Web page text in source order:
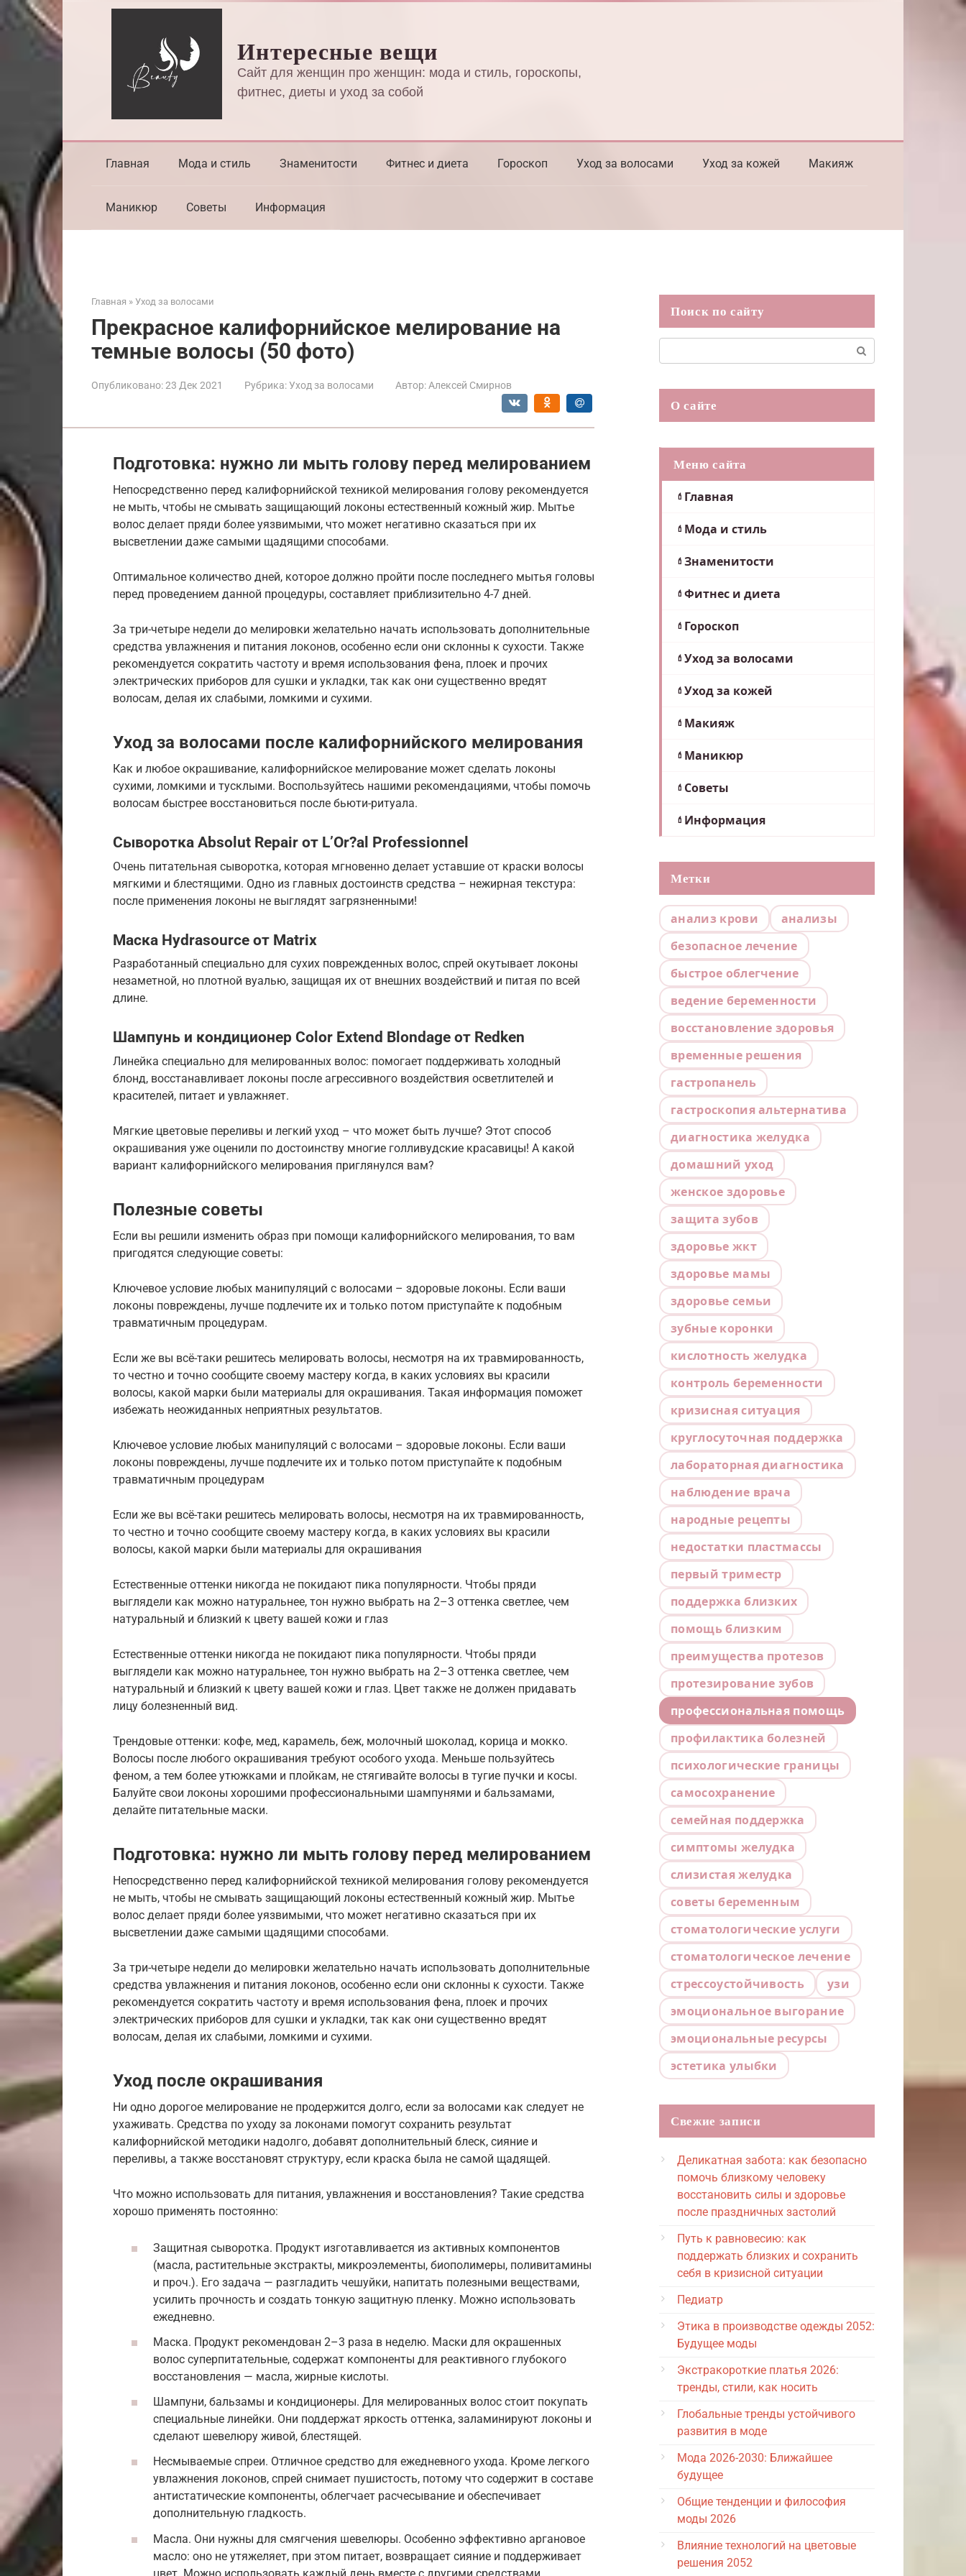
Перейти
к
контенту
Интересные вещи
Сайт для женщин про женщин: мода и стиль, гороскопы,
фитнес, диеты и уход за собой
Главная Мода и стиль Знаменитости Фитнес и диета Гороскоп Уход за волосами Уход за кожей Макияж
Маникюр Советы Информация
Главная » Уход за волосами
Прекрасное калифорнийское мелирование на
темные волосы (50 фото)
Опубликовано:23 Дек 2021 Рубрика:Уход за волосами Автор: Алексей Смирнов
Подготовка: нужно ли мыть голову перед мелированием
Непосредственно перед калифорнийской техникой мелирования голову рекомендуется
не мыть, чтобы не смывать защищающий локоны естественный кожный жир. Мытье
волос делает пряди более уязвимыми, что может негативно сказаться при их
высветлении даже самыми щадящими способами.
Оптимальное количество дней, которое должно пройти после последнего мытья головы
перед проведением данной процедуры, составляет приблизительно 4-7 дней.
За три-четыре недели до мелировки желательно начать использовать дополнительные
средства увлажнения и питания локонов, особенно если они склонны к сухости. Также
рекомендуется сократить частоту и время использования фена, плоек и прочих
электрических приборов для сушки и укладки, так как они существенно вредят
волосам, делая их слабыми, ломкими и сухими.
Уход за волосами после калифорнийского мелирования
Как и любое окрашивание, калифорнийское мелирование может сделать локоны
сухими, ломкими и тусклыми. Воспользуйтесь нашими рекомендациями, чтобы помочь
волосам быстрее восстановиться после бьюти-ритуала.
Сыворотка Absolut Repair от L’Or?al Professionnel
Очень питательная сыворотка, которая мгновенно делает уставшие от краски волосы
мягкими и блестящими. Одно из главных достоинств средства – нежирная текстура:
после применения локоны не выглядят загрязненными!
Маска Hydrasource от Matrix
Разработанный специально для сухих поврежденных волос, спрей окутывает локоны
незаметной, но плотной вуалью, защищая их от внешних воздействий и питая по всей
длине.
Шампунь и кондиционер Color Extend Blondage от Redken
Линейка специально для мелированных волос: помогает поддерживать холодный
блонд, восстанавливает локоны после агрессивного воздействия осветлителей и
красителей, питает и увлажняет.
Мягкие цветовые переливы и легкий уход – что может быть лучше? Этот способ
окрашивания уже оценили по достоинству многие голливудские красавицы! А какой
вариант калифорнийского мелирования приглянулся вам?
Полезные советы
Если вы решили изменить образ при помощи калифорнийского мелирования, то вам
пригодятся следующие советы:
Ключевое условие любых манипуляций с волосами – здоровые локоны. Если ваши
локоны повреждены, лучше подлечите их и только потом приступайте к подобным
травматичным процедурам.
Если же вы всё-таки решитесь мелировать волосы, несмотря на их травмированность,
то честно и точно сообщите своему мастеру когда, в каких условиях вы красили
волосы, какой марки были материалы для окрашивания. Такая информация поможет
избежать неожиданных неприятных результатов.
Ключевое условие любых манипуляций с волосами – здоровые локоны. Если ваши
локоны повреждены, лучше подлечите их и только потом приступайте к подобным
травматичным процедурам
Если же вы всё-таки решитесь мелировать волосы, несмотря на их травмированность,
то честно и точно сообщите своему мастеру когда, в каких условиях вы красили
волосы, какой марки были материалы для окрашивания
Естественные оттенки никогда не покидают пика популярности. Чтобы пряди
выглядели как можно натуральнее, тон нужно выбрать на 2–3 оттенка светлее, чем
натуральный и близкий к цвету вашей кожи и глаз
Естественные оттенки никогда не покидают пика популярности. Чтобы пряди
выглядели как можно натуральнее, тон нужно выбрать на 2–3 оттенка светлее, чем
натуральный и близкий к цвету вашей кожи и глаз. Цвет также не должен придавать
лицу болезненный вид.
Трендовые оттенки: кофе, мед, карамель, беж, молочный шоколад, корица и мокко.
Волосы после любого окрашивания требуют особого ухода. Меньше пользуйтесь
феном, а тем более утюжками и плойкам, не стягивайте волосы в тугие пучки и косы.
Балуйте свои локоны хорошими профессиональными шампунями и бальзамами,
делайте питательные маски.
Подготовка: нужно ли мыть голову перед мелированием
Непосредственно перед калифорнийской техникой мелирования голову рекомендуется
не мыть, чтобы не смывать защищающий локоны естественный кожный жир. Мытье
волос делает пряди более уязвимыми, что может негативно сказаться при их
высветлении даже самыми щадящими способами.
За три-четыре недели до мелировки желательно начать использовать дополнительные
средства увлажнения и питания локонов, особенно если они склонны к сухости. Также
рекомендуется сократить частоту и время использования фена, плоек и прочих
электрических приборов для сушки и укладки, так как они существенно вредят
волосам, делая их слабыми, ломкими и сухими.
Уход после окрашивания
Ни одно дорогое мелирование не продержится долго, если за волосами как следует не
ухаживать. Средства по уходу за локонами помогут сохранить результат
калифорнийской методики надолго, добавят дополнительный блеск, сияние и
переливы, а также восстановят структуру, если краска была не самой щадящей.
Что можно использовать для питания, увлажнения и восстановления? Такие средства
хорошо применять постоянно:
Защитная сыворотка. Продукт изготавливается из активных компонентов
(масла, растительные экстракты, микроэлементы, биополимеры, поливитамины
и проч.). Его задача — разгладить чешуйки, напитать полезными веществами,
усилить прочность и создать тонкую защитную пленку. Можно использовать
ежедневно.
Маска. Продукт рекомендован 2–3 раза в неделю. Маски для окрашенных
волос суперпитательные, содержат компоненты для реактивного глубокого
восстановления — масла, жирные кислоты.
Шампуни, бальзамы и кондиционеры. Для мелированных волос стоит покупать
специальные линейки. Они поддержат яркость оттенка, заламинируют локоны и
сделают шевелюру живой, блестящей.
Несмываемые спреи. Отличное средство для ежедневного ухода. Кроме легкого
увлажнения локонов, спрей снимает пушистость, потому что содержит в составе
антистатические компоненты, облегчает расчесывание и обеспечивает
дополнительную гладкость.
Масла. Они нужны для смягчения шевелюры. Особенно эффективно аргановое
масло: оно не утяжеляет, при этом питает, возвращает сияние и поддерживает
цвет. Можно использовать каждый день вместе с другими средствами
Поиск по сайту
О сайте
Меню сайта
Главная
Мода и стиль
Знаменитости
Фитнес и диета
Гороскоп
Уход за волосами
Уход за кожей
Макияж
Маникюр
Советы
Информация
Метки
анализ крови
анализы
безопасное лечение
быстрое облегчение
ведение беременности
восстановление здоровья
временные решения
гастропанель
гастроскопия альтернатива
диагностика желудка
домашний уход
женское здоровье
защита зубов
здоровье жкт
здоровье мамы
здоровье семьи
зубные коронки
кислотность желудка
контроль беременности
кризисная ситуация
круглосуточная поддержка
лабораторная диагностика
наблюдение врача
народные рецепты
недостатки пластмассы
первый триместр
поддержка близких
помощь близким
преимущества протезов
протезирование зубов
профессиональная помощь
профилактика болезней
психологические границы
самосохранение
семейная поддержка
симптомы желудка
слизистая желудка
советы беременным
стоматологические услуги
стоматологическое лечение
стрессоустойчивость
узи
эмоциональное выгорание
эмоциональные ресурсы
эстетика улыбки
Свежие записи
Деликатная забота: как безопасно
помочь близкому человеку
восстановить силы и здоровье
после праздничных застолий
Путь к равновесию: как
поддержать близких и сохранить
себя в кризисной ситуации
Педиатр
Этика в производстве одежды 2052:
Будущее моды
Экстракороткие платья 2026:
тренды, стили, как носить
Глобальные тренды устойчивого
развития в моде
Мода 2026-2030: Ближайшее
будущее
Общие тенденции и философия
моды 2026
Влияние технологий на цветовые
решения 2052